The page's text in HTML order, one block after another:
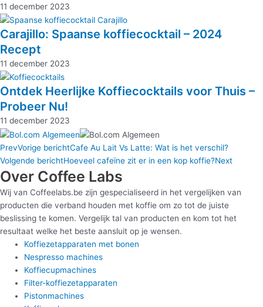
11 december 2023
Carajillo: Spaanse koffiecocktail – 2024
Recept
11 december 2023
Ontdek Heerlijke Koffiecocktails voor Thuis –
Probeer Nu!
11 december 2023
PrevVorige berichtCafe Au Lait Vs Latte: Wat is het verschil?
Volgende berichtHoeveel cafeïne zit er in een kop koffie?Next
Over Coffee Labs
Wij van Coffeelabs.be zijn gespecialiseerd in het vergelijken van
producten die verband houden met koffie om zo tot de juiste
beslissing te komen. Vergelijk tal van producten en kom tot het
resultaat welke het beste aansluit op je wensen.
Koffiezetapparaten met bonen
Nespresso machines
Koffiecupmachines
Filter-koffiezetapparaten
Pistonmachines